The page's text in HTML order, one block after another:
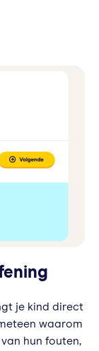
je kind direct
waarom
hun fouten,